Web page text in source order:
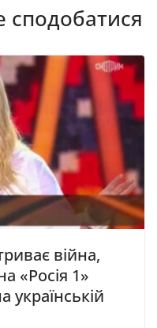
війна,
«Росія 1»
українській